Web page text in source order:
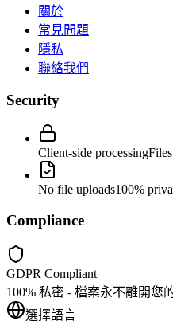
關於
常見問題
隱私
聯絡我們
Security
Client-side processing
No file uploads100%
Compliance
GDPR Compliant
100% 私密 - 檔案永不離開您
選擇語言